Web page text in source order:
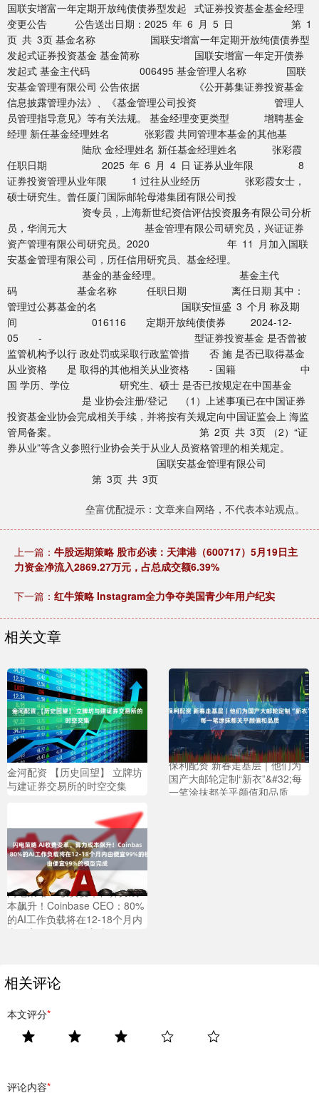
国联安增富一年定期开放纯债债券型发起 式证券投资基金基金经理
变更公告 公告送出日期：2025 年 6 月 5 日 第 1
页 共 3页 基金名称 国联安增富一年定期开放纯债债券型
发起式证券投资基金 基金简称 国联安增富一年定开债券
发起式 基金主代码 006495 基金管理人名称 国联
安基金管理有限公司 公告依据 《公开募集证券投资基金
信息披露管理办法》、《基金管理公司投资 管理人
员管理指导意见》等有关法规。 基金经理变更类型 增聘基金
经理 新任基金经理姓名 张彩霞 共同管理本基金的其他基
陆欣 金经理姓名 新任基金经理姓名 张彩霞
任职日期 2025 年 6 月 4 日 证券从业年限 8
证券投资管理从业年限 1 过往从业经历 张彩霞女士，
硕士研究生。曾任厦门国际邮轮母港集团有限公司投
资专员，上海新世纪资信评估投资服务有限公司分析
员，华润元大 基金管理有限公司研究员，兴证证券
资产管理有限公司研究员。2020 年 11 月加入国联
安基金管理有限公司，历任信用研究员、基金经理。
基金的基金经理。 基金主代
码 基金名称 任职日期 离任日期 其中：
管理过公募基金的名 国联安恒盛 3 个月 称及期
间 016116 定期开放纯债债券 2024-12-
05 - 型证券投资基金 是否曾被
监管机构予以行 政处罚或采取行政监管措 否 施 是否已取得基金
从业资格 是 取得的其他相关从业资格 - 国籍 中
国 学历、学位 研究生、硕士 是否已按规定在中国基金
是 业协会注册/登记 （1）上述事项已在中国证券
投资基金业协会完成相关手续，并将按有关规定向中国证监会上 海监
管局备案。 第 2页 共 3页 （2）“证
券从业”等含义参照行业协会关于从业人员资格管理的相关规定。
国联安基金管理有限公司
第 3页 共 3页
垒富优配提示：文章来自网络，不代表本站观点。
上一篇： 牛股远期策略 股市必读：天津港（600717）5月19日主
力资金净流入2869.27万元，占总成交额6.39%
下一篇： 红牛策略 Instagram全力争夺美国青少年用户纪实
相关文章
金河配资 【历史回望】 立牌坊
与建证券交易所的时空交集
保利配资 新春走基层｜他们为
国产大邮轮定制“新衣”&#32;每
一笔涂抹都关乎颜值和品质
闪电策略 AI收费变革、算力成
本飙升！Coinbase CEO：80%
的AI工作负载将在12-18个月内
由便宜99%的模型完成
相关评论
本文评分*
评论内容*